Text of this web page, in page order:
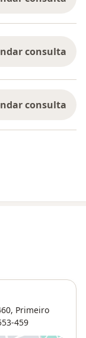
consulta
consulta
Primeiro
459